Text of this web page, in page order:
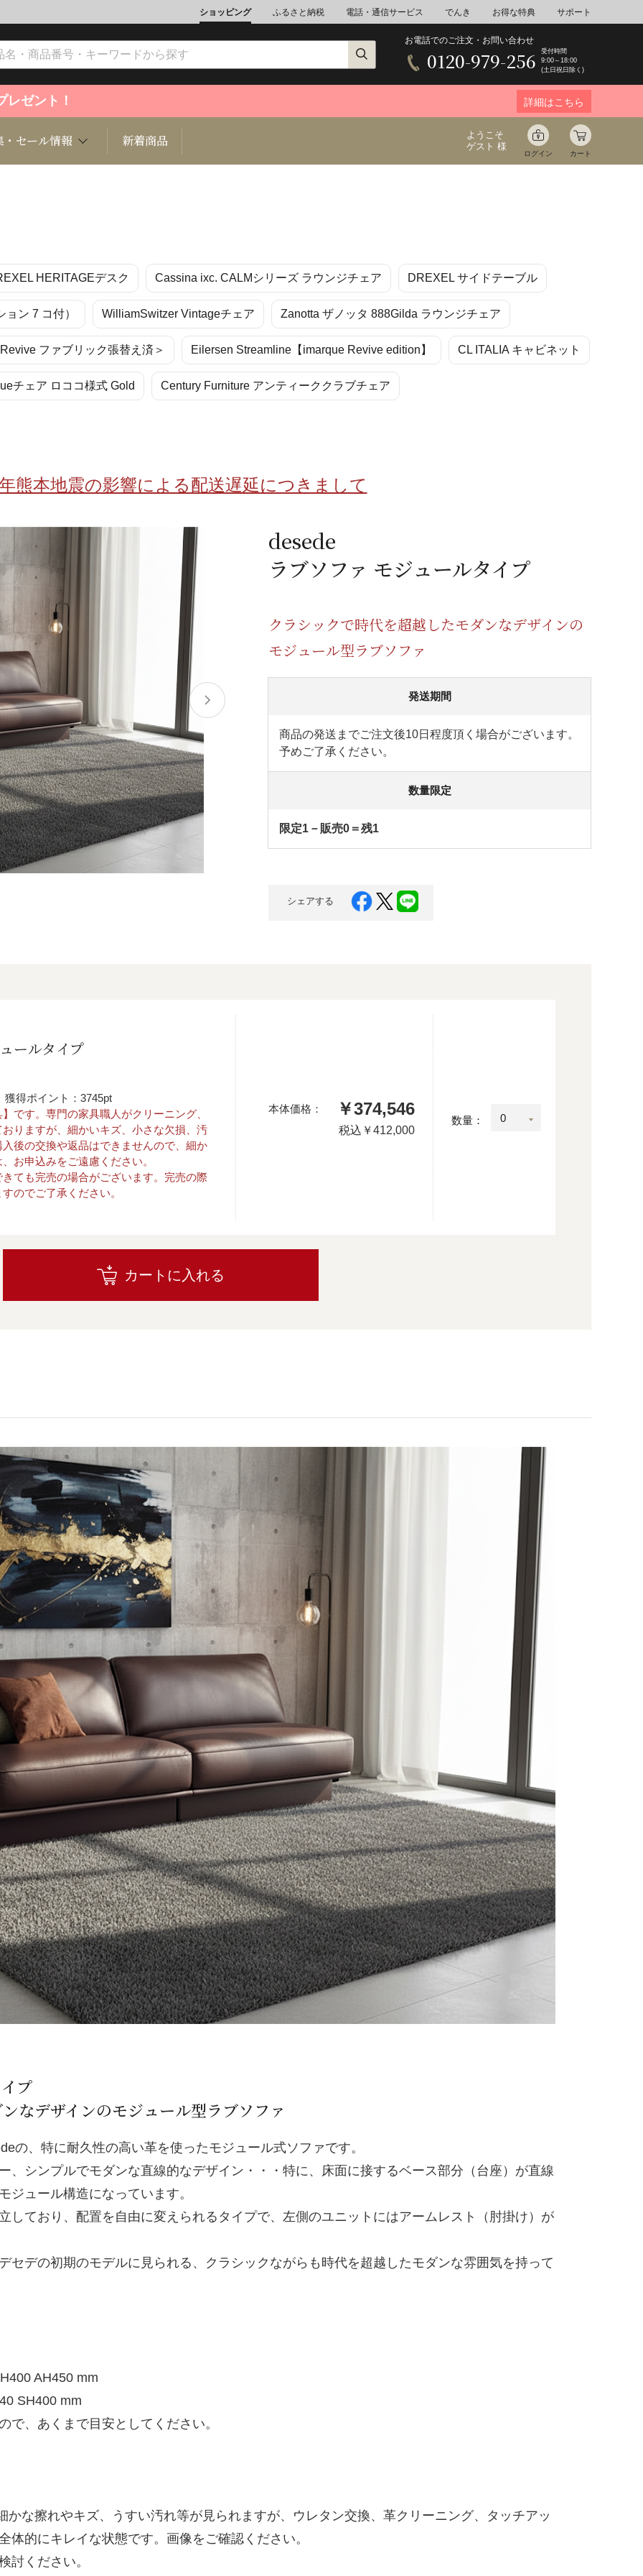
ショッピング ふるさと納税 電話・通信サービス でんき お得な特典 サポート
お電話でのご注文・お問い合わせ
0120-979-256
受付時間
9:00～18:00
(土日祝日除く)
レゼント！ 詳細はこちら
総菜 麺類/つゆ ミネラルウォーター
リンク 調味料 乳製品/蜂蜜 パン
ギフト 豊洲お取り寄せ
ョン 定期購読雑誌 書籍 音楽
ビー 伝統工芸 事務用品 防災関連
連
・セール情報 新着商品
ようこそ
ゲスト 様
ログイン カート
HERITAGEデスク Cassina ixc. CALMシリーズ ラウンジチェア DREXEL サイドテーブル
ン 7 コ付） WilliamSwitzer Vintageチェア Zanotta ザノッタ 888Gilda ラウンジチェア
ファブリック張替え済＞ Eilersen Streamline【imarque Revive edition】 CL ITALIA キャビネット
チェア ロココ様式 Gold Century Furniture アンティーククラブチェア
熊本地震の影響による配送遅延につきまして
desede
ラブソファ モジュールタイプ
クラシックで時代を超越したモダンなデザインの
モジュール型ラブソファ
発送期間
商品の発送までご注文後10日程度頂く場合がございます。
予めご了承ください。
数量限定
限定1－販売0＝残1
シェアする
ールタイプ
獲得ポイント：3745pt
です。専門の家具職人がクリーニング、
りますが、細かいキズ、小さな欠損、汚
後の交換や返品はできませんので、細か
お申込みをご遠慮ください。
ても完売の場合がございます。完売の際
のでご了承ください。
本体価格： ￥374,546
税込 ￥412,000
数量：
カートに入れる
プ
なデザインのモジュール型ラブソファ
の、特に耐久性の高い革を使ったモジュール式ソファです。
、シンプルでモダンな直線的なデザイン・・・特に、床面に接するベース部分（台座）が直線
ジュール構造になっています。
しており、配置を自由に変えられるタイプで、左側のユニットにはアームレスト（肘掛け）が
セデの初期のモデルに見られる、クラシックながらも時代を超越したモダンな雰囲気を持って
AH450 mm
SH400 mm
、あくまで目安としてください。
な擦れやキズ、うすい汚れ等が見られますが、ウレタン交換、革クリーニング、タッチアッ
体的にキレイな状態です。画像をご確認ください。
討ください。